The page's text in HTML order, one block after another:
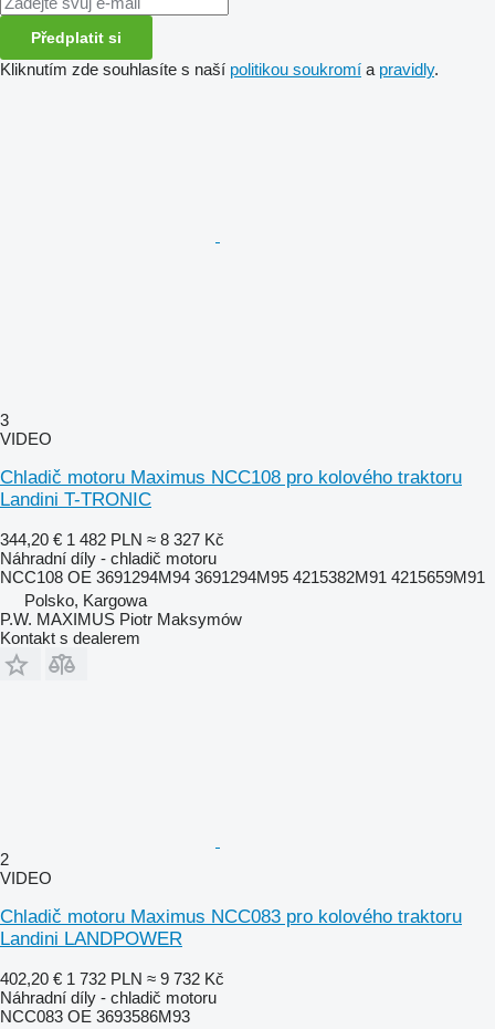
Předplatit si
Kliknutím zde souhlasíte s naší politikou soukromí a pravidly.
3
VIDEO
Chladič motoru Maximus NCC108 pro kolového traktoru
Landini T-TRONIC
344,20 € 1 482 PLN ≈ 8 327 Kč
Náhradní díly - chladič motoru
NCC108 OE 3691294M94 3691294M95 4215382M91 4215659M91
Polsko, Kargowa
P.W. MAXIMUS Piotr Maksymów
Kontakt s dealerem
2
VIDEO
Chladič motoru Maximus NCC083 pro kolového traktoru
Landini LANDPOWER
402,20 € 1 732 PLN ≈ 9 732 Kč
Náhradní díly - chladič motoru
NCC083 OE 3693586M93